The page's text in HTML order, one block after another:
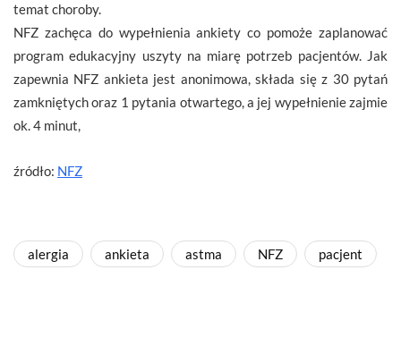
temat choroby.
NFZ zachęca do wypełnienia ankiety co pomoże zaplanować
program edukacyjny uszyty na miarę potrzeb pacjentów. Jak
zapewnia NFZ ankieta jest anonimowa, składa się z 30 pytań
zamkniętych oraz 1 pytania otwartego, a jej wypełnienie zajmie
ok. 4 minut,
źródło: NFZ
alergia ankieta astma NFZ pacjent